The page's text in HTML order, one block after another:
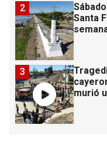
Santa
2
murió
3